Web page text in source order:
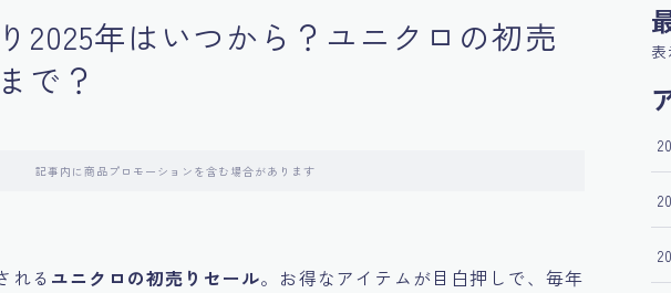
2025年はいつから？ユニクロの初売
で？
記事内に商品プロモーションを含む場合があります
れる ユニクロの初売りセール。お得なアイテムが目白押しで、毎年